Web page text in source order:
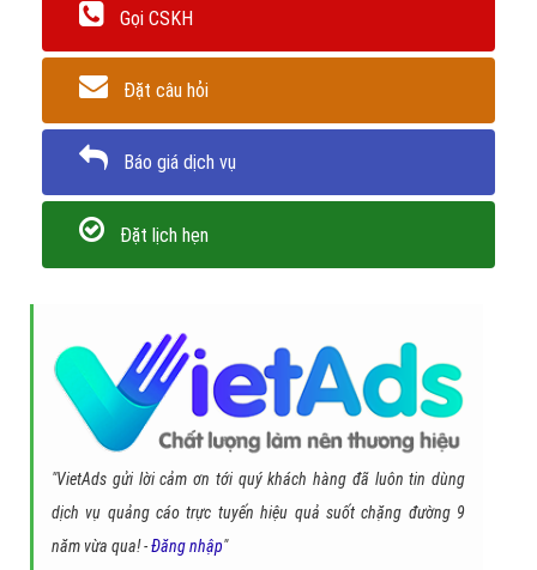
Gọi CSKH
Đặt câu hỏi
Báo giá dịch vụ
Đặt lịch hẹn
"VietAds gửi lời cảm ơn tới quý khách hàng đã luôn tin dùng
dịch vụ quảng cáo trực tuyến hiệu quả suốt chặng đường 9
năm vừa qua! -Đăng nhập"